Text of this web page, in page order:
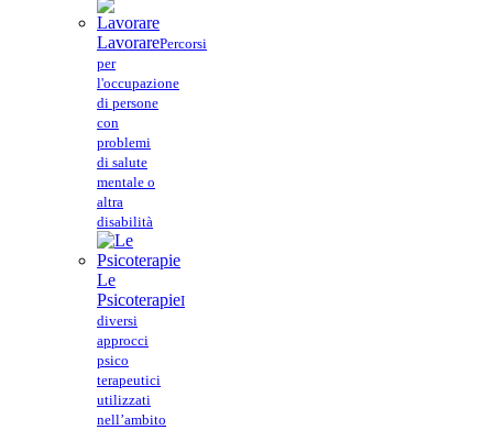
LavorarePercorsi
per
l'occupazione
di persone
con
problemi
di salute
mentale o
altra
disabilità
Le
PsicoterapieI
diversi
approcci
psico
terapeutici
utilizzati
nell’ambito